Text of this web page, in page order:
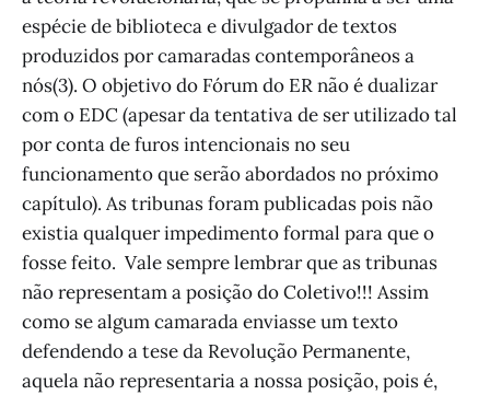
espécie de biblioteca e divulgador de textos
produzidos por camaradas contemporâneos a
nós(3). O objetivo do Fórum do ER não é dualizar
com o EDC (apesar da tentativa de ser utilizado tal
por conta de furos intencionais no seu
funcionamento que serão abordados no próximo
capítulo). As tribunas foram publicadas pois não
existia qualquer impedimento formal para que o
fosse feito. Vale sempre lembrar que as tribunas
não representam a posição do Coletivo!!! Assim
como se algum camarada enviasse um texto
defendendo a tese da Revolução Permanente,
aquela não representaria a nossa posição, pois é,